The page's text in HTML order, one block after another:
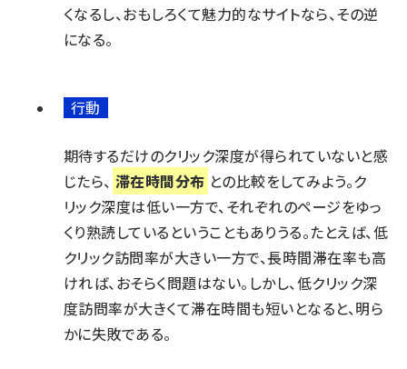
くなるし、おもしろくて魅力的なサイトなら、その逆
になる。
行動
期待するだけのクリック深度が得られていないと感
じたら、 滞在時間分布 との比較をしてみよう。ク
リック深度は低い一方で、それぞれのページをゆっ
くり熟読しているということもありうる。たとえば、低
クリック訪問率が大きい一方で、長時間滞在率も高
ければ、おそらく問題はない。しかし、低クリック深
度訪問率が大きくて滞在時間も短いとなると、明ら
かに失敗である。